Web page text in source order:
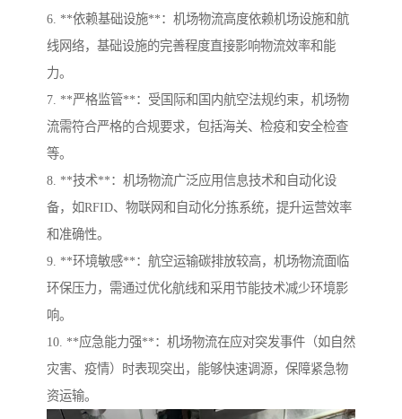
6. **依赖基础设施**：机场物流高度依赖机场设施和航
线网络，基础设施的完善程度直接影响物流效率和能
力。
7. **严格监管**：受国际和国内航空法规约束，机场物
流需符合严格的合规要求，包括海关、检疫和安全检查
等。
8. **技术**：机场物流广泛应用信息技术和自动化设
备，如RFID、物联网和自动化分拣系统，提升运营效率
和准确性。
9. **环境敏感**：航空运输碳排放较高，机场物流面临
环保压力，需通过优化航线和采用节能技术减少环境影
响。
10. **应急能力强**：机场物流在应对突发事件（如自然
灾害、疫情）时表现突出，能够快速调源，保障紧急物
资运输。